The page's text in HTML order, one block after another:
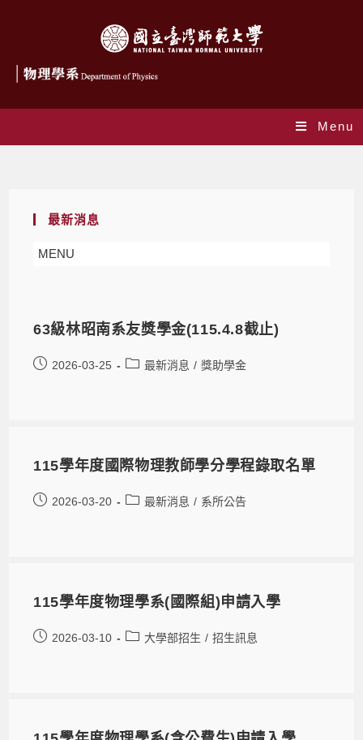
Menu
最新消息
MENU
63級林昭南系友獎學金(115.4.8截止)
2026-03-25 最新消息 / 獎助學金
115學年度國際物理教師學分學程錄取名單
2026-03-20 最新消息 / 系所公告
115學年度物理學系(國際組)申請入學
2026-03-10 大學部招生 / 招生訊息